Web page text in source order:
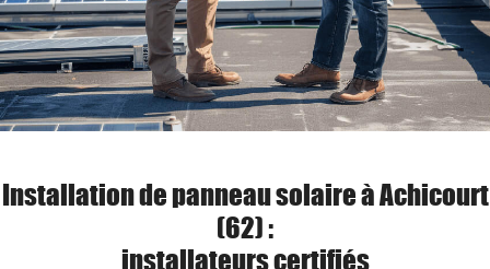
Installation de panneau solaire à Achicourt
(62) :
installateurs certifiés